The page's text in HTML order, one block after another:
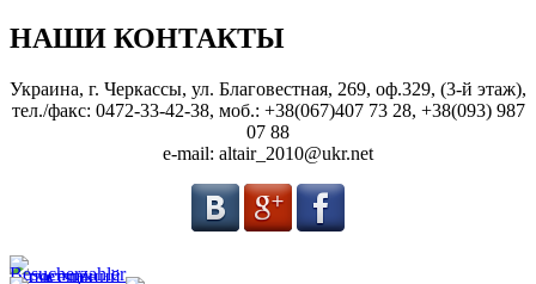
НАШИ КОНТАКТЫ
Украина, г. Черкассы, ул. Благовестная, 269, оф.329, (3-й этаж),
тел./факс: 0472-33-42-38, моб.: +38(067)407 73 28, +38(093) 987
07 88
e-mail: altair_2010@ukr.net